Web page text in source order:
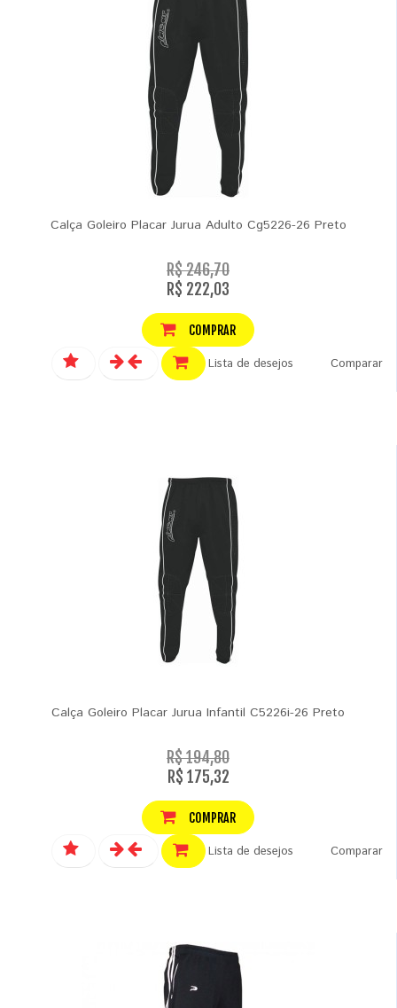
Calça Goleiro Placar Jurua Adulto Cg5226-26 Preto
R$ 246,70
R$ 222,03
COMPRAR
Lista de desejos Comparar
Calça Goleiro Placar Jurua Infantil C5226i-26 Preto
R$ 194,80
R$ 175,32
COMPRAR
Lista de desejos Comparar